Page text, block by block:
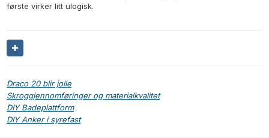
første virker litt ulogisk.
Draco 20 blir jolle
Skroggjennomføringer og materialkvalitet
DIY Badeplattform
DIY Anker i syrefast